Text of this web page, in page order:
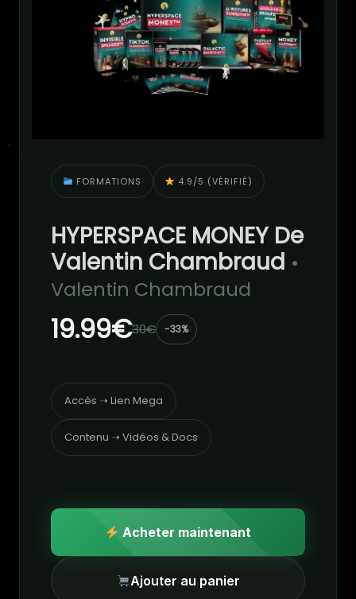
FORMATIONS 4.9/5 (VÉRIFIÉ)
HYPERSPACE MONEY De
Valentin Chambraud •
Valentin Chambraud
19.99€30€ -33%
Accès ➝ Lien Mega
Contenu ➝ Vidéos & Docs
Acheter maintenant
Ajouter au panier